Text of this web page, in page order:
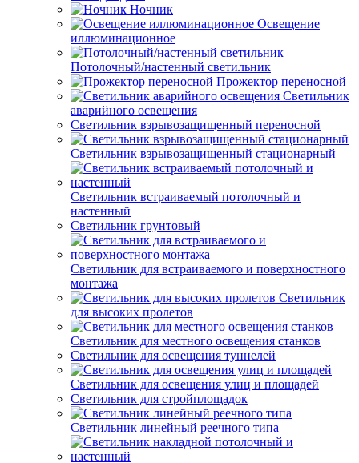
Ночник
Освещение
иллюминационное
Потолочный/настенный светильник
Прожектор переносной
Светильник
аварийного освещения
Светильник взрывозащищенный переносной
Светильник взрывозащищенный стационарный
Светильник встраиваемый потолочный и
настенный
Светильник грунтовый
Светильник для встраиваемого и поверхностного
монтажа
Светильник
для высоких пролетов
Светильник для местного освещения станков
Светильник для освещения туннелей
Светильник для освещения улиц и площадей
Светильник для стройплощадок
Светильник линейный реечного типа